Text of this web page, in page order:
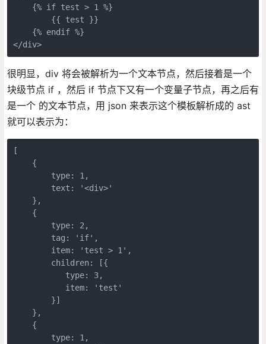
    {% if test > 1 %}
        {{ test }}
    {% endif %}
</div>
很明显，div 将会被解析为一个文本节点，然后接着是一个
块级节点 if ，然后 if 节点下又有一个变量子节点，再之后有
是一个 的文本节点，用 json 来表示这个模板解析成的 ast
就可以表示为：
[
    {
        type: 1,
        text: '<div>'
    },
    {
        type: 2,
        tag: 'if',
        item: 'test > 1',
        children: [{
           type: 3,
           item: 'test'
        }]
    },
    {
        type: 1,